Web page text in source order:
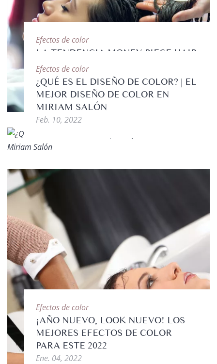
Efectos de color
LA TENDENCIA MONEY PIECE HAIR
| TENDENCIAS DE COLOR
Mar. 28, 2022
Efectos de color
¿QUÉ ES EL DISEÑO DE COLOR? | EL
MEJOR DISEÑO DE COLOR EN
MIRIAM SALÓN
Feb. 10, 2022
Efectos de color
¡AÑO NUEVO, LOOK NUEVO! LOS
MEJORES EFECTOS DE COLOR
PARA ESTE 2022
Ene. 04, 2022